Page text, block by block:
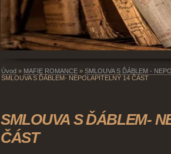
Úvod » MAFIE ROMANCE » SMLOUVA S ĎÁBLEM -
SMLOUVA S ĎÁBLEM- NEPOLAPITELNÝ 14 ČÁST
SMLOUVA S ĎÁBLEM-
ČÁST